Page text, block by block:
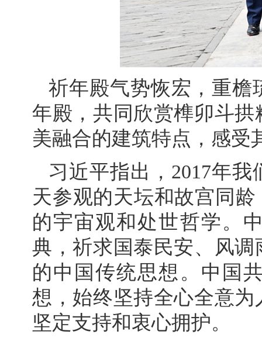
祈年殿气势恢宏，重檐
年殿，共同欣赏榫卯斗
美融合的建筑特点，感受
习近平指出，2017年
天参观的天坛和故宫同
的宇宙观和处世哲学。
典，祈求国泰民安、风
的中国传统思想。中国
想，始终坚持全心全意
坚定支持和衷心拥护。